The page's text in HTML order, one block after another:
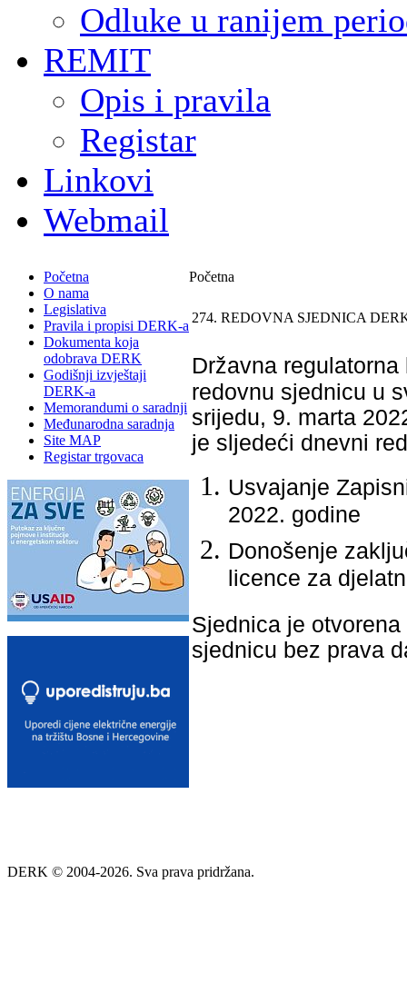
Odluke u ranijem
REMIT
Opis i pravila
Registar
Linkovi
Webmail
Početna
O nama
Legislativa
Pravila i propisi DERK-a
Dokumenta koja
odobrava DERK
Godišnji izvještaji
DERK-a
Memorandumi o saradnji
Međunarodna saradnja
Site MAP
Registar trgovaca
Početna
274. REDOVNA SJEDNICA
Državna
redovnu sjednicu u
srijedu, 9. marta
je slјedeći dnevni
Usvajanje
2022. godine
Donošenje
licence za
Sjednica je
sjednicu bez prava
DERK © 2004-2026. Sva prava pridržana.